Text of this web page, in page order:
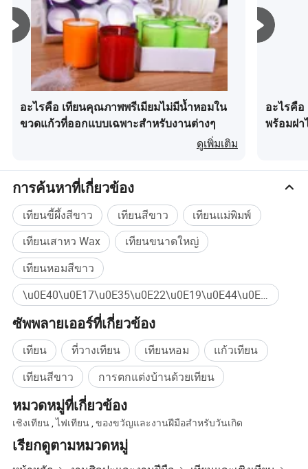
การประมวลผลผลิตภัณฑ์
ทีมงานของเรามีประสบการณ์มากกว่า 20 ปีและมีความรู้
ความเชี่ยวชาญในด้านการผลิตและการส่งออกและได้รับชื่อ
เสียงที่ดีเยี่ยมในด้านการจัดหาอาหารคุณภาพสูงและบริการที่
ดี บริษัทของเราพร้อมที่จะให้บริการแก่ผู้นำเข้าผู้ค้าส่งผู้จัด
จำหน่ายทั่วโลกจำนวนมาก
เราหวังเป็นอย่างยิ่งว่าเราจะมีโอกาสให้บริการคุณสร้าง
ความสัมพันธ์ทางธุรกิจในระยะยาวและได้รับประโยชน์จาก
อบอุ่นที่จะติดต่อเรา !
อะไรคือ เทียนคุณภาพพรีเมียมไม่มีน้ำหอมใน
ขวดแก้วที่ออกแบบเฉพาะสำหรับงานต่างๆ
ดูเพิ่มเติม
อะไรคื
พร้อมฝา
การค้นหาที่เกี่ยวข้อง
เทียนขี้ผึ้งสีขาว เทียนสีขาว
เทียนแม่พิมพ์
เทียนเสาหว Wax
เทียนขนาดใหญ่
เทียนหอมสีขาว
\u0E40\u0E17\u0E35\u0E22\u0E19\u0E44\u0E02\u0E15\u0E31\u0E49\u0E07\u0E40\u0E2A\u0E32\u0E40\u0E17\u0E35\u0E22\u0E19\u0E27\u0E31\u0E19\u0E40\u0E01\u0E34\u0E14\u0E01\u0E32\u0E23\u0E15\u0E01\u0E41\u0E15\u0E48\u0E07\u0E1A\u0E49\u0E32\u0E19\u0E41\u0E2A\u0E07\u0E40\u0E17\u0E35\u0E22\u0E19\u0E15\u0E01\u0E41\u0E15\u0E48\u0E07\u0E1A\u0E49\u0E32\u0E19\u0E40\u0E17\u0E35\u0E22\u0E19\u0E44\u0E02\u0E40\u0E17\u0E35\u0E22\u0E19\u0E44\u0E02\u0E40\u0E17\u0E35\u0E22\u0E19\u0E44\u0E02\u0E40\u0E17\u0E35\u0E22\u0E19\u0E44\u0E02\u0E40\u0E17\u0E35\u0E22\u0E19\u0E44\u0E02\u0E1A\u0E49\u0E32\u0E19\u0E40\u0E17\u0E35\u0E22\u0E19\u0E44\u0E02\u0E40\u0E17\u0E35\u0E22\u0E19\u0E44\u0E02\u0E04\u0E27\u0E32\u0E21\u0E2B\u0E23\u0E39\u0E2B\u0E23\u0E32\u0E40\u0E17\u0E35\u0E22\u0E19\u0E44\u0E02\u0E40\u0E17\u0E35\u0E22\u0E19\u0E44\u0E02\u0E40\u0E17\u0E35\u0E22\u0E19\u0E44\u0E02\u0E40\u0E17\u0E35\u0E22\u0E19\u0E44\u0E02\u0E40\u0E17\u0E35\u0E22\u0E19\u0E44\u0E02\u0E27\u0E49\u0E40\u0E15\u0E32\u0E2D\u0E38\u0E48\u0E19\u0E40\u0E17\u0E35\u0E22\u0E19\u0E25\u0E2D\u0E22 \u0E40\u0E17\u0E35\u0E22\u0E19\u0E40\u0E15\u0E32\u0E2D\u0E38\u0E48\u0E19\u0E40\u0E17\u0E35\u0E22\u0E19\u0E40\u0E14\u0E37\u0E2D\u0E19\u0E16\u0E37\u0E2D\u0E28\u0E35\u0E25\u0E2D\u0E14\u0E04\u0E49\u0E32\u0E2A\u0E48\u0E07 ซื้อจำนวนมาก
ซัพพลายเออร์ที่เกี่ยวข้อง
เทียน ที่วางเทียน เทียนหอม
แก้วเทียน
เทียนสีขาว
การตกแต่งบ้านด้วยเทียน
หมวดหมู่ที่เกี่ยวข้อง
เชิงเทียน ,ไฟเทียน ,ของขวัญและงานฝีมือสำหรับวันเกิด
เรียกดูตามหมวดหมู่